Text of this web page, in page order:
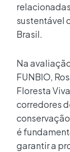
sustentável
Brasil.
Na
FUNBIO,
Floresta
corredores
é
garantir a